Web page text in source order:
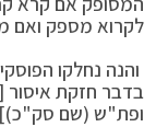
לקרוא מספק ואם
והנה נחלקו
בדבר חזקת
ופת"ש (שם